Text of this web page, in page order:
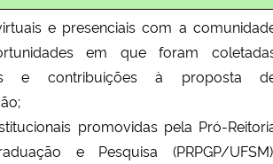
e presenciais com a
em que foram
e contribuições à proposta
promovidas pela Pró-
e Pesquisa (PRPGP/